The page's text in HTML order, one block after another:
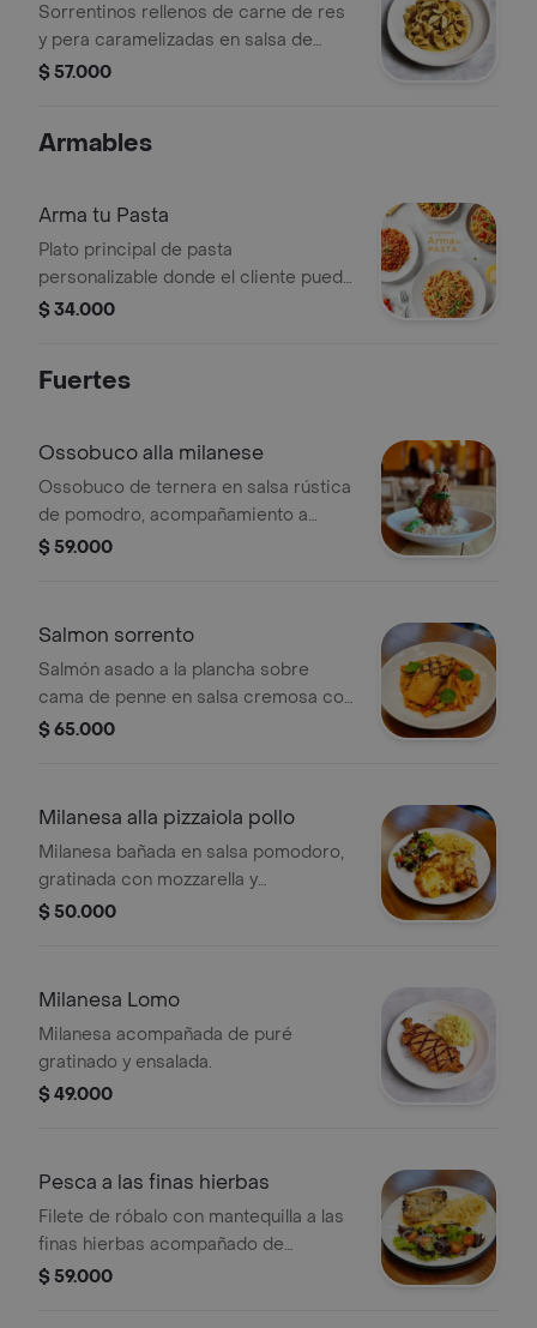
Sorrentinos rellenos de carne de res
y pera caramelizadas en salsa de
gorgonzola, mozzarella y grana
$ 57.000
Armables
Arma tu Pasta
Plato principal de pasta
personalizable donde el cliente puede
seleccionar el tipo de pasta y la salsa
$ 34.000
Fuertes
Ossobuco alla milanese
Ossobuco de ternera en salsa rústica
de pomodro, acompañamiento a
elegir.
$ 59.000
Salmon sorrento
Salmón asado a la plancha sobre
cama de penne en salsa cremosa con
espinaca, tomate cherry y parmesano.
$ 65.000
Milanesa alla pizzaiola pollo
Milanesa bañada en salsa pomodoro,
gratinada con mozzarella y
parmigiano, acompañada de
$ 50.000
Milanesa Lomo
Milanesa acompañada de puré
gratinado y ensalada.
$ 49.000
Pesca a las finas hierbas
Filete de róbalo con mantequilla a las
finas hierbas acompañado de
spaghetti al limón y ensalada.
$ 59.000